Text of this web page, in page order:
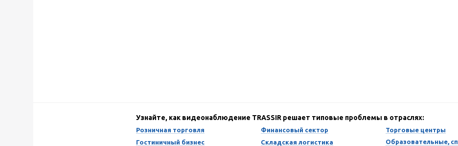
Узнайте, как видеонаблюдение TRASSIR решает типовые проблемы в отраслях:
Розничная торговля
Гостиничный бизнес
Финансовый сектор
Складская логистика
Торговые центры
Образовательные,